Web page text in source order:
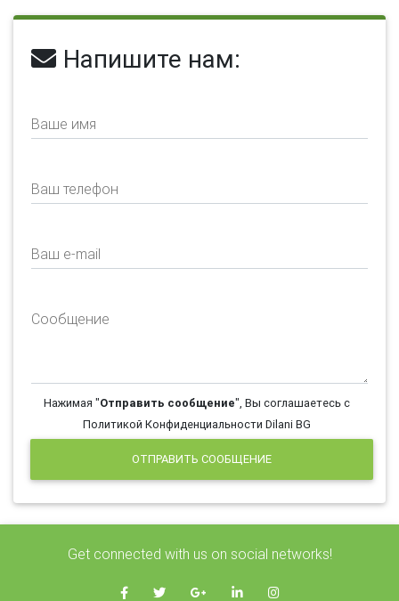
Напишите нам:
Ваше имя
Ваш телефон
Ваш e-mail
Сообщение
Нажимая "Отправить сообщение", Вы соглашаетесь с
Политикой Конфиденциальности Dilani BG
ОТПРАВИТЬ СООБЩЕНИЕ
Get connected with us on social networks!